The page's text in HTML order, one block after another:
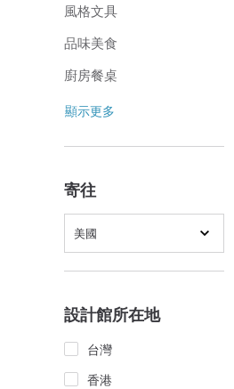
風格文具
品味美食
廚房餐桌
顯示更多
寄往
美國
設計館所在地
台灣
香港